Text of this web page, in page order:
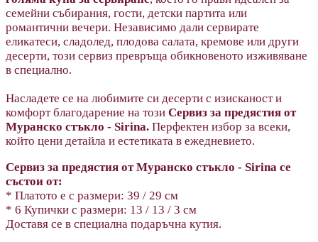
семейни събирания, гости, детски партита или
романтични вечери. Независимо дали сервирате
еликатеси, сладолед, плодова салата, кремове или други
десерти, този сервиз превръща обикновеното изживяване
в специално.
Насладете се на любимите си десерти с изисканост и
комфорт благодарение на този Сервиз за предястия от
Муранско стъкло - Sirina. Перфектен избор за всеки,
който цени детайла и естетиката в ежедневието.
Сервиз за предястия от Муранско стъкло - Sirina се
състои от:
* Платото е с размери: 39 / 29 см
* 6 Купички с размери: 13 / 13 / 3 см
Доставя се в специална подаръчна кутия.